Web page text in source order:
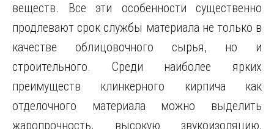
веществ. Все эти особенности существенно
продлевают срок службы материала не только в
качестве облицовочного сырья, но и
строительного. Среди наиболее ярких
преимуществ клинкерного кирпича как
отделочного материала можно выделить
жаропрочность, высокую звукоизоляцию,